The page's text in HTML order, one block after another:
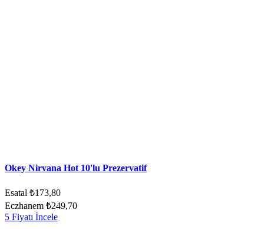
Okey Nirvana Hot 10'lu Prezervatif
Esatal ₺173,80
Eczhanem ₺249,70
5 Fiyatı İncele